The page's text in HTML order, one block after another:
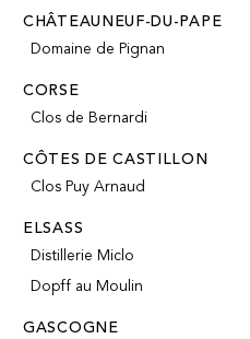
CHÂTEAUNEUF-DU-PAPE
Domaine de Pignan
CORSE
Clos de Bernardi
CÔTES DE CASTILLON
Clos Puy Arnaud
ELSASS
Distillerie Miclo
Dopff au Moulin
GASCOGNE